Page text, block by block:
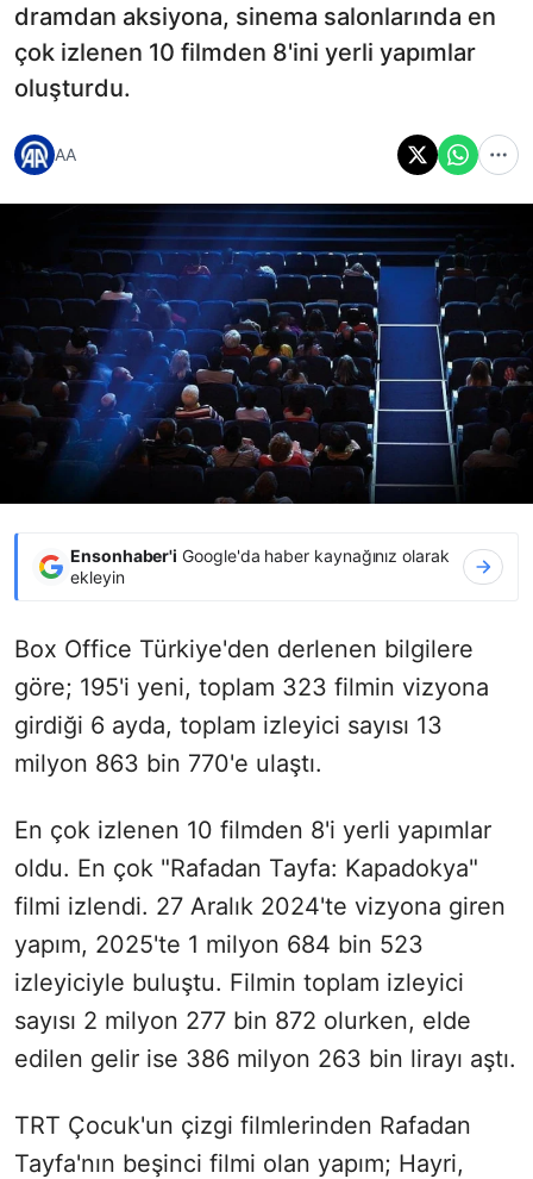
dramdan aksiyona, sinema salonlarında en
çok izlenen 10 filmden 8'ini yerli yapımlar
oluşturdu.
AA
Ensonhaber'i Google'da haber kaynağınız olarak
ekleyin
Box Office Türkiye'den derlenen bilgilere
göre; 195'i yeni, toplam 323 filmin vizyona
girdiği 6 ayda, toplam izleyici sayısı 13
milyon 863 bin 770'e ulaştı.
En çok izlenen 10 filmden 8'i yerli yapımlar
oldu. En çok "Rafadan Tayfa: Kapadokya"
filmi izlendi. 27 Aralık 2024'te vizyona giren
yapım, 2025'te 1 milyon 684 bin 523
izleyiciyle buluştu. Filmin toplam izleyici
sayısı 2 milyon 277 bin 872 olurken, elde
edilen gelir ise 386 milyon 263 bin lirayı aştı.
TRT Çocuk'un çizgi filmlerinden Rafadan
Tayfa'nın beşinci filmi olan yapım; Hayri,